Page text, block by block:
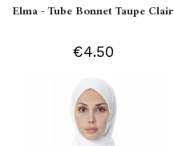
Elma - Tube Bonnet Taupe Clair
€4.50